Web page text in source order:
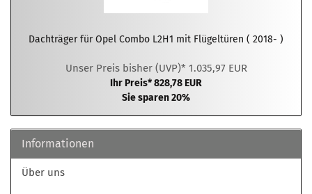
Dachträger für Opel Combo L2H1 mit Flügeltüren ( 2018- )
Unser Preis bisher (UVP)* 1.035,97 EUR
Ihr Preis* 828,78 EUR
Sie sparen 20%
Informationen
Über uns